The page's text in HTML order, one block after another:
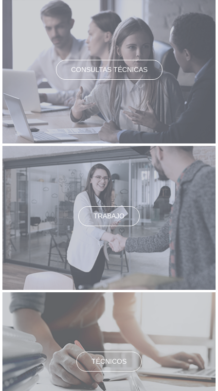
CONSULTAS TÉCNICAS
TRABAJO
TÉCNICOS